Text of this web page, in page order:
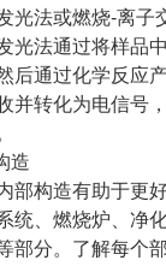
光法或燃烧-离子
光法通过将样品
后通过化学反应
并转化为电信号
造
构造有助于更好
统、燃烧炉、净
部分。了解每个